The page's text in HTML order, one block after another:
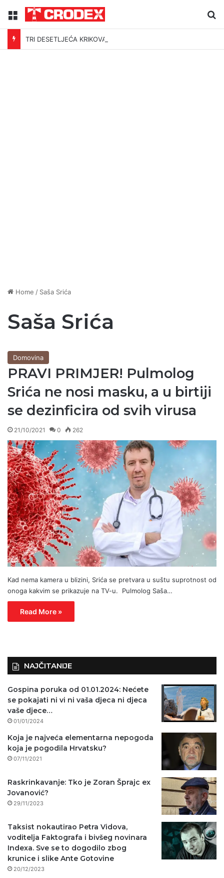
Menu
TRI DESETLJEĆA KRIKOVA OČAJNIKA
Home / Saša Srića
Saša Srića
Domovina
PRAVI PRIMJER! Pulmolog
Srića ne nosi masku, a u birtiji
se dezinficira od svih virusa
21/10/2021 0 262
Kad nema kamera u blizini, Srića se pretvara u suštu suprotnost od
onoga kakvim se prikazuje na TV-u. Pulmolog Saša…
Read More »
NAJČITANIJE
Gospina poruka od 01.01.2024: Nećete
se pokajati ni vi ni vaša djeca ni djeca
vaše djece…
01/01/2024
Koja je najveća elementarna nepogoda
koja je pogodila Hrvatsku?
07/11/2021
Raskrinkavanje: Tko je Zoran Šprajc ex
Jovanović?
29/11/2023
Taksist nokautirao Petra Vidova,
voditelja Faktografa i bivšeg novinara
Indexa. Sve se to dogodilo zbog
krunice i slike Ante Gotovine
20/12/2023